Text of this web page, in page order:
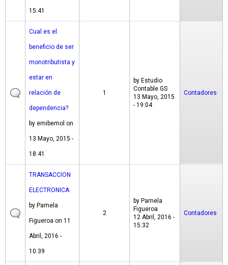
15:41
Cual es el
beneficio de ser
monotributista y
estar en
relación de
dependencia?
by emibemol on
13 Mayo, 2015 -
18:41
1
by Estudio
Contable GS
13 Mayo, 2015
- 19:04
Contadores
TRANSACCION
ELECTRONICA
by Pamela
Figueroa on 11
Abril, 2016 -
10:39
2
by Pamela
Figueroa
12 Abril, 2016 -
15:32
Contadores